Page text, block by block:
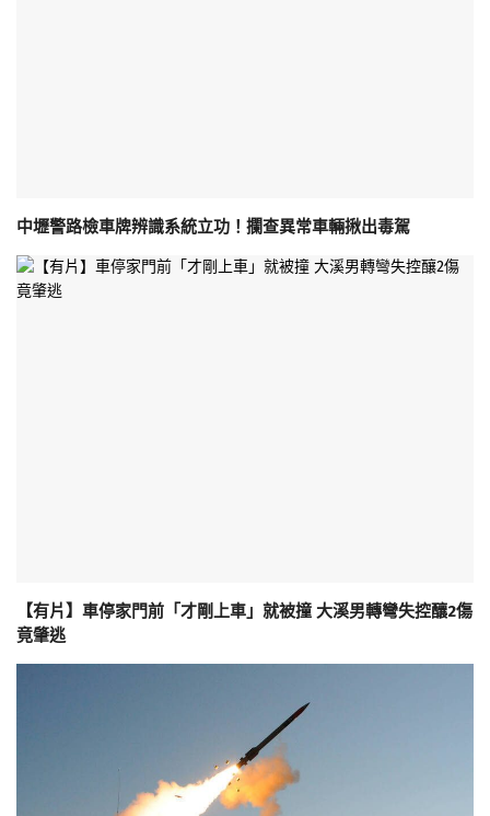
中壢警路檢車牌辨識系統立功！攔查異常車輛揪出毒駕
【有片】車停家門前「才剛上車」就被撞 大溪男轉彎失控釀2傷
竟肇逃